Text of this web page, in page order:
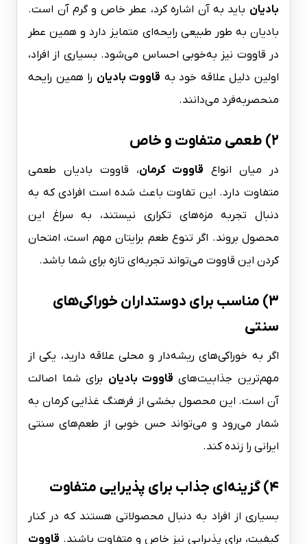
بادیان باید به آن اشاره کرد، عطر خاص و گرم آن است.
بادیان به طور طبیعی رایحه‌ای متمایز دارد و همین عطر
در قاووت نیز به‌خوبی احساس می‌شود. بسیاری از افراد،
اولین دلیل علاقه خود به قاووت بادیان را همین رایحه
منحصربه‌فرد می‌دانند.
۲) طعمی متفاوت و خاص
در میان انواع قاووت کرمان، قاووت بادیان طعمی
متفاوت دارد. این تفاوت باعث شده است افرادی که به
دنبال تجربه مزه‌های تکراری نیستند، به سراغ این
محصول بروند. اگر تنوع طعم برایتان مهم است، امتحان
کردن این قاووت می‌تواند تجربه‌ای تازه برای شما باشد.
۳) مناسب برای دوستداران خوراکی‌های
سنتی
اگر به خوراکی‌های ریشه‌دار و محلی علاقه دارید، یکی از
مهم‌ترین جذابیت‌های قاووت بادیان برای شما اصالت
آن است. این محصول بخشی از فرهنگ غذایی کرمان به
شمار می‌رود و می‌تواند حس خوبی از طعم‌های سنتی
ایرانی را زنده کند.
۴) گزینه‌ای جذاب برای پذیرایی متفاوت
بسیاری از افراد به دنبال محصولاتی هستند که در کنار
کیفیت، برای پذیرایی نیز خاص و متفاوت باشند. قاووت